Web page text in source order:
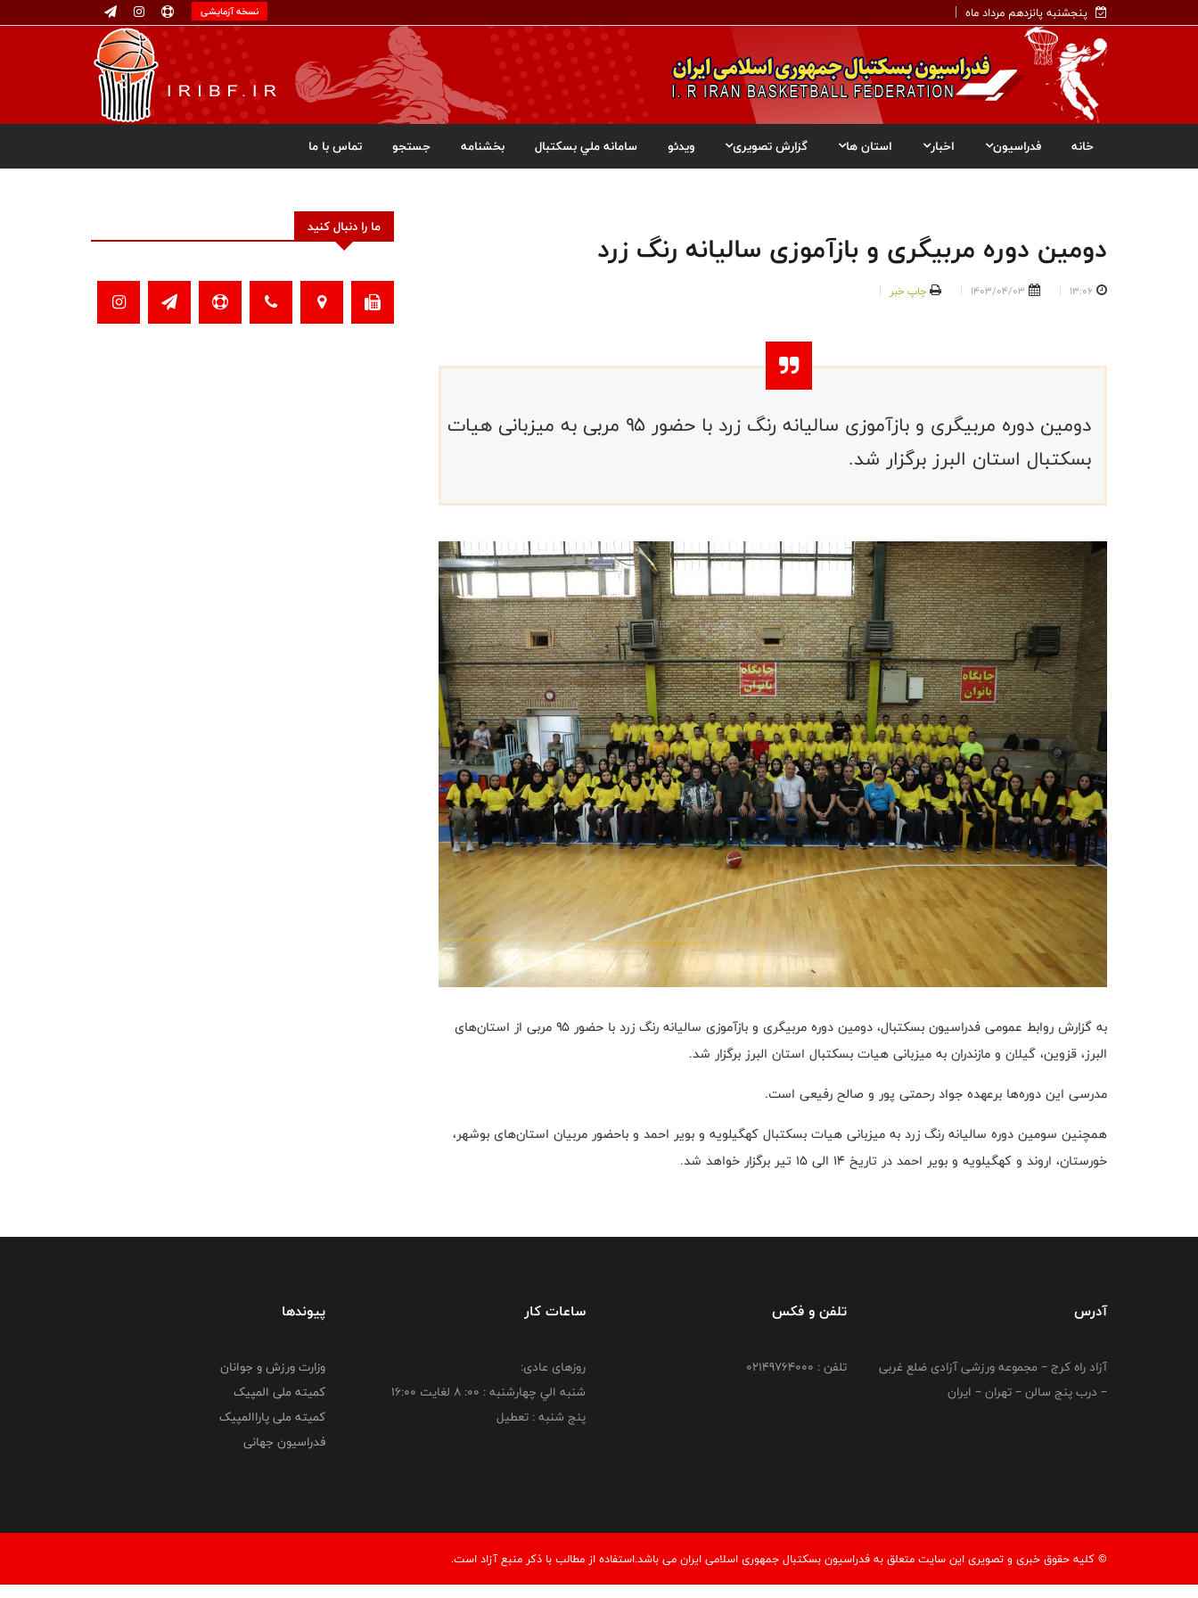
پنجشنبه پانزدهم مرداد ماه نسخه آزمایشی
خانه فدراسیون اخبار استان ها گزارش تصویری ویدئو سامانه ملي بسکتبال بخشنامه جستجو تماس با ما
دومین دوره مربیگری و بازآموزی سالیانه رنگ زرد
13:06
1403/04/03 چاپ خبر
دومین دوره مربیگری و بازآموزی سالیانه رنگ زرد با حضور ۹۵ مربی به میزبانی هیات
بسکتبال استان البرز برگزار شد.
به گزارش روابط عمومی فدراسیون بسکتبال، دومین دوره مربیگری و بازآموزی سالیانه رنگ زرد با حضور ۹۵ مربی از استان‌های
البرز، قزوین، گیلان و مازندران به میزبانی هیات بسکتبال استان البرز برگزار شد.
مدرسی این دوره‌ها برعهده جواد رحمتی پور و صالح رفیعی است.
همچنین سومین دوره سالیانه رنگ زرد به میزبانی هیات بسکتبال کهگیلویه و بویر احمد و باحضور مربیان استان‌های بوشهر،
خورستان، اروند و کهگیلویه و بویر احمد در تاریخ ۱۴ الی ۱۵ تیر برگزار خواهد شد
.
ما را دنبال کنید
آدرس
آزاد راه کرج – مجموعه ورزشی آزادی ضلع غربی
– درب پنج سالن – تهران – ایران
تلفن و فکس
تلفن : 02149764000
ساعات کار
روزهای عادی:
شنبه الي چهارشنبه : 00: 8 لغايت 16:00
پنج شنبه : تعطیل
پیوندها
وزارت ورزش و جوانان
کمیته ملی المپیک
کمیته ملی پاراالمپیک
فدراسیون جهانی
© کليه حقوق خبری و تصويری اين سايت متعلق به فدراسیون بسکتبال جمهوری اسلامی ایران می باشد.استفاده از مطالب با ذكر منبع آزاد است.